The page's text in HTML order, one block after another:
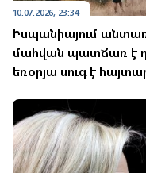
10.07.2026, 23:34
Իսպանիայում
մահվան պատճառ է
եռօրյա սուգ է